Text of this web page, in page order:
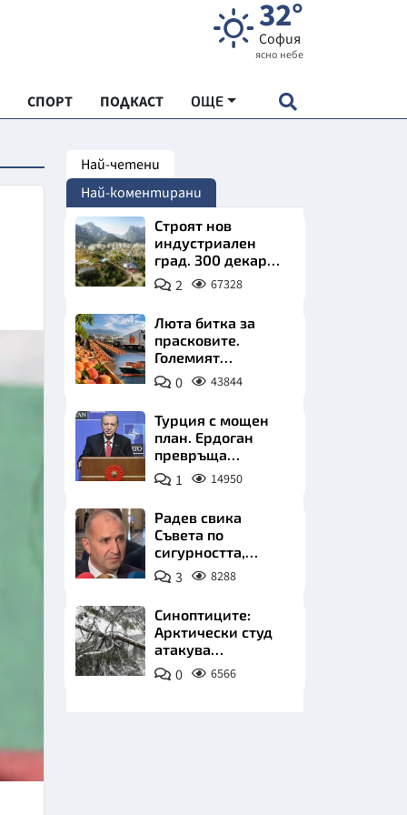
32°
София
ясно небе
СПОРТ ПОДКАСТ ОЩЕ
"ЧУДЕСАТА НА БЪЛГАРИЯ"
ХРАНА
Най-четени
Най-коментирани
Строят нов
индустриален
град. 300 декара
чакат златни
заводи
2 67328
Люта битка за
прасковите.
Големият
победител е
Турция
0 43844
Турция с мощен
план. Ердоган
превръща
Джейхан в
петролно чудо
1 14950
Радев свика
Съвета по
сигурността,
следва ключово
изявление
3 8288
Синоптиците:
Арктически студ
атакува
Балканите.
Фалшивата зима
0 6566